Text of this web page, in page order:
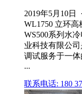
2019年5月10日
WL1750 立环
WS500系列水
业科技有限公
调试服务于一
...
联系电话: 180